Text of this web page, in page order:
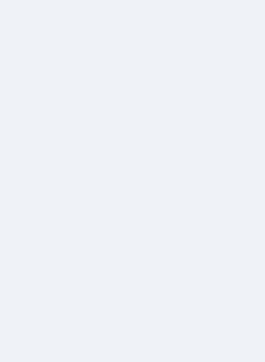
【ひろゆき】借金1億円あり
ムームードメイン 2月のおす
FRONTIER スーパーセール
英語が「聞こえる・分かる・
【海外ツアー完全ガイド】ア